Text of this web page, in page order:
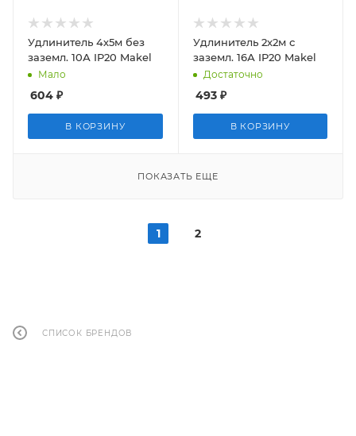
Удлинитель 4х5м без
заземл. 10А IP20 Makel
В КОРЗИНУ
Удлинитель 2х2м с
заземл. 16А IP20 Makel
В КОРЗИНУ
1